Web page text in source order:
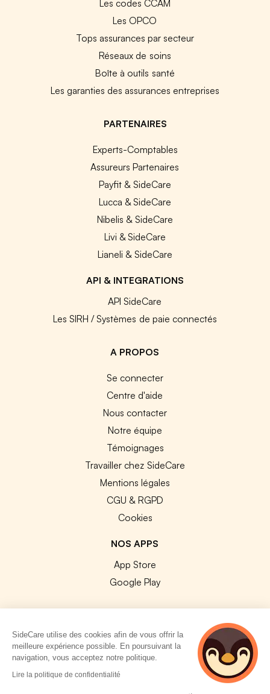
Les codes CCAM
Les OPCO
Tops assurances par secteur
Réseaux de soins
Boîte à outils santé
Les garanties des assurances entreprises
PARTENAIRES
Experts-Comptables
Assureurs Partenaires
Payfit & SideCare
Lucca & SideCare
Nibelis & SideCare
Livi & SideCare
Lianeli & SideCare
API & INTEGRATIONS
API SideCare
Les SIRH / Systèmes de paie connectés
A PROPOS
Se connecter
Centre d'aide
Nous contacter
Notre équipe
Témoignages
Travailler chez SideCare
Mentions légales
CGU & RGPD
Cookies
NOS APPS
App Store
Google Play
© 2026 SideCare. Tous droits réservés.
SideCare utilise des cookies afin de vous offrir la
meilleure expérience possible. En poursuivant la
navigation, vous acceptez notre politique.
Lire la politique de confidentialité
3 personnes
consultent